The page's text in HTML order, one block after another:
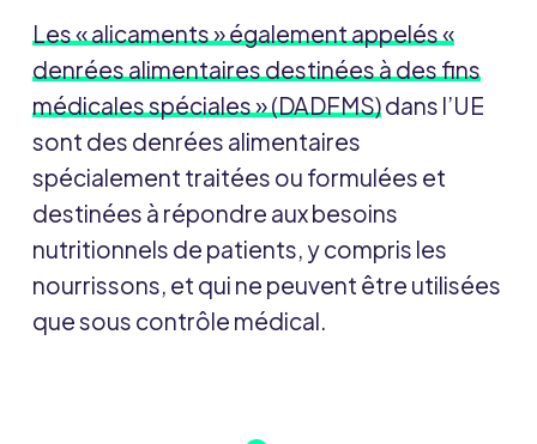
Les « alicaments » également appelés «
denrées alimentaires destinées à des fins
médicales spéciales » (DADFMS)dans l’UE
sont des denrées alimentaires
spécialement traitées ou formulées et
destinées à répondre aux besoins
nutritionnels de patients, y compris les
nourrissons, et qui ne peuvent être utilisées
que sous contrôle médical.